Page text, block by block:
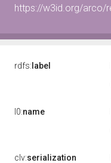
https://w3id.org/arco/
rdfs: label
l0:name
clv:serialization